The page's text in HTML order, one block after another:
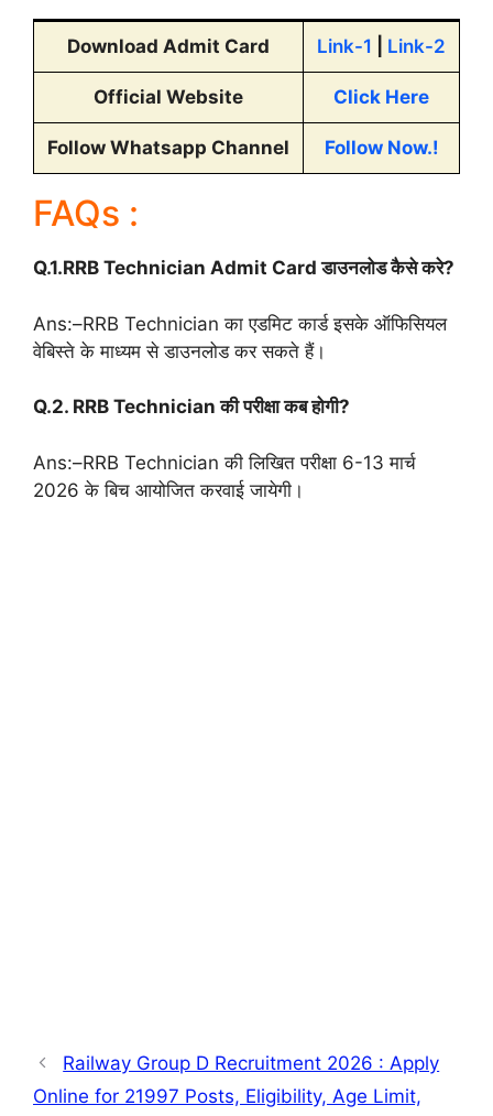
Download Admit Card Link-1 Link-2
Official Website Click Here
Follow Whatsapp Channel Follow Now.!
FAQs :
Q.1.RRB Technician Admit Card डाउनलोड कैसे करे?
Ans:–RRB Technician का एडमिट कार्ड इसके ऑफिसियल
वेबिस्ते के माध्यम से डाउनलोड कर सकते हैं।
Q.2. RRB Technician की परीक्षा कब होगी?
Ans:–RRB Technician की लिखित परीक्षा 6-13 मार्च
2026 के बिच आयोजित करवाई जायेगी।
Railway Group D Recruitment 2026 : Apply
Online for 21997 Posts, Eligibility, Age Limit,